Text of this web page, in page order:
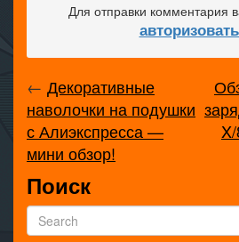
Для отправки комментария
← Декоративные
наволочки на подушки
с Алиэкспресса —
мини обзор!
Поиск